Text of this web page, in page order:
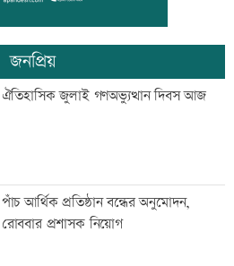
শোকাহত মেসিকে ডি পলের গোল উৎসর্গ
নোয়াখালী-লক্ষ্মীপুরে সরবরাহ বন্ধ
জনপ্রিয়
ঐতিহাসিক জুলাই গণঅভ্যুত্থান দিবস আজ
পাঁচ আর্থিক প্রতিষ্ঠান বন্ধের অনুমোদন,
রোববার প্রশাসক নিয়োগ